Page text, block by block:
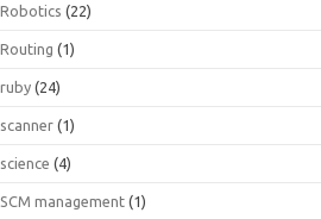
Robotics (22)
Routing (1)
ruby (24)
scanner (1)
science (4)
SCM management (1)